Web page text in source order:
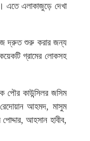
এতে এলাকাজুড়ে দেখা
দ্রুত শুরু করার জন্য
গ্রামের লোকসহ
পৌর কাউন্সিলর জসিম
রেদোয়ান আহমদ, মাসুম
আহসান হাবীব,